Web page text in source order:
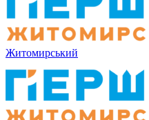
Житомирський